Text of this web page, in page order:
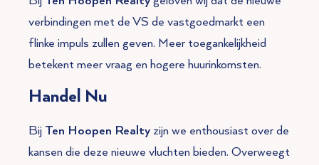
verbindingen met de VS de vastgoedmarkt een
flinke impuls zullen geven. Meer toegankelijkheid
betekent meer vraag en hogere huurinkomsten.
Handel Nu
Bij Ten Hoopen Realty zijn we enthousiast over de
kansen die deze nieuwe vluchten bieden. Overweegt